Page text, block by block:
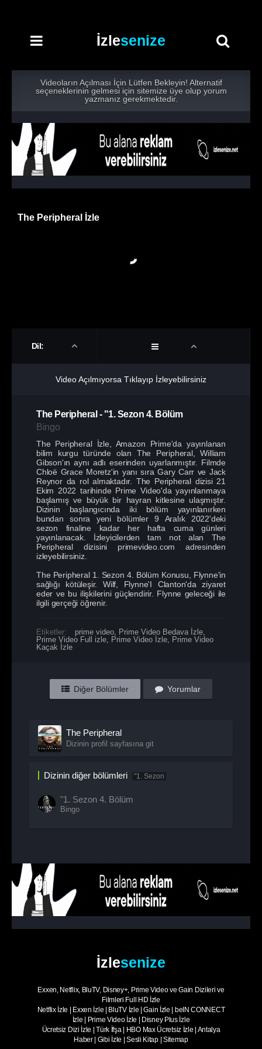
İzlesenize
Videoların Açılması İçin Lütfen Bekleyin! Alternatif
seçeneklerinin gelmesi için sitemize üye olup yorum
yazmanız gerekmektedir.
The Peripheral İzle
Dil:
Video Açılmıyorsa Tıklayıp İzleyebilirsiniz
The Peripheral - "1. Sezon 4. Bölüm
Bingo
The Peripheral İzle, Amazon Prime'da yayınlanan
bilim kurgu türünde olan The Peripheral, William
Gibson'ın aynı adlı eserinden uyarlanmıştır. Filmde
Chloë Grace Moretz'in yanı sıra Gary Carr ve Jack
Reynor da rol almaktadır. The Peripheral dizisi 21
Ekim 2022 tarihinde Prime Video'da yayınlanmaya
başlamış ve büyük bir hayran kitlesine ulaşmıştır.
Dizinin başlangıcında iki bölüm yayınlanırken
bundan sonra yeni bölümler 9 Aralık 2022'deki
sezon finaline kadar her hafta cuma günleri
yayınlanacak. İzleyicilerden tam not alan The
Peripheral dizisini primevideo.com adresinden
izleyebilirsiniz.
The Peripheral 1. Sezon 4. Bölüm Konusu, Flynne'in
sağlığı kötüleşir. Wilf, Flynne'I Clanton'da ziyaret
eder ve bu ilişkilerini güçlendirir. Flynne geleceği ile
ilgili gerçeği öğrenir.
Etiketler: prime video Prime Video Bedava İzle
Prime Video Full izle Prime Video İzle Prime Video
Kaçak İzle
Diğer Bölümler Yorumlar
The Peripheral
Dizinin profil sayfasına git
Dizinin diğer bölümleri "1. Sezon
"1. Sezon 4. Bölüm
Bingo
İzlesenize
Exxen, Netflix, BluTV, Disney+, Prime Video ve Gain Dizileri ve
Filmleri Full HD İzle
Netflix İzle | Exxen İzle | BluTV İzle |Gain İzle | beIN CONNECT
İzle | Prime Video İzle | Disney Plus İzle
Ücretsiz Dizi İzle |Türk İfşa | HBO Max Ücretsiz İzle | Antalya
Haber| Gibi İzle |Sesli Kitap| Sitemap